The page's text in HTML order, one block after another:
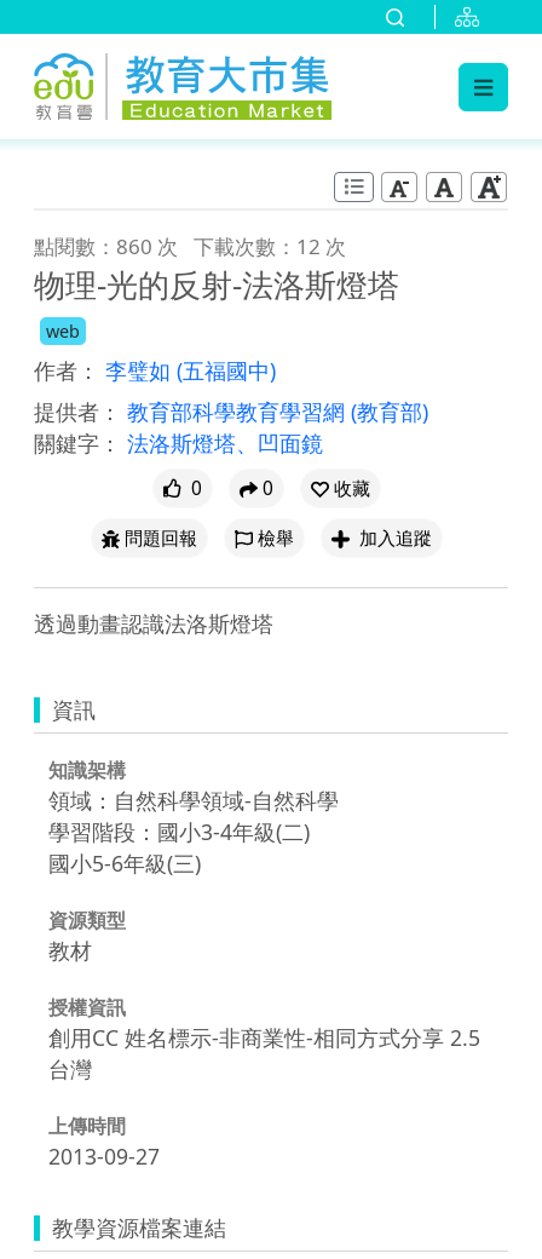
點閱數：860 次 下載次數：12 次
物理-光的反射-法洛斯燈塔
web
作者： 李璧如 (五福國中)
提供者： 教育部科學教育學習網 (教育部)
關鍵字： 法洛斯燈塔、凹面鏡
0 0
收藏
問題回報
檢舉 加入追蹤
透過動畫認識法洛斯燈塔
資訊
知識架構
領域：自然科學領域-自然科學
學習階段：國小3-4年級(二)
國小5-6年級(三)
資源類型
教材
授權資訊
創用CC 姓名標示-非商業性-相同方式分享 2.5
台灣
上傳時間
2013-09-27
教學資源檔案連結